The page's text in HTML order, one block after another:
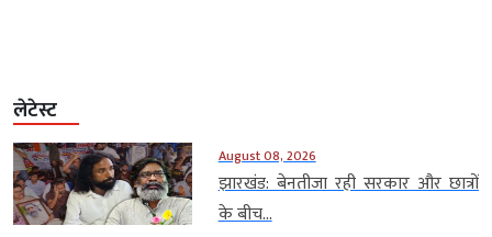
लेटेस्ट
August 08, 2026
झारखंड: बेनतीजा रही सरकार और छात्रों
के बीच...